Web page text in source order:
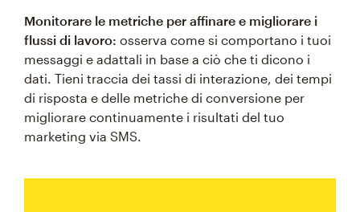
Monitorare le metriche per affinare e migliorare i
flussi di lavoro: osserva come si comportano i tuoi
messaggi e adattali in base a ciò che ti dicono i
dati. Tieni traccia dei tassi di interazione, dei tempi
di risposta e delle metriche di conversione per
migliorare continuamente i risultati del tuo
marketing via SMS.